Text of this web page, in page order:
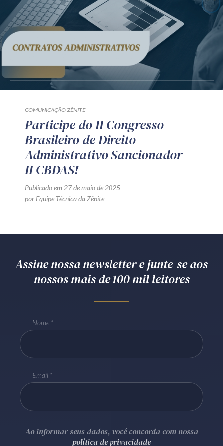
Receba por RSS
Av. Sete de Setembro, 4698
Batel Curitiba/PR CEP80240-000
Telefone (41) 2109-8666
COMUNICAÇÃO ZÊNITE
Participe do II Congresso
Brasileiro de Direito
Administrativo Sancionador –
II CBDAS!
Publicado em 27 de maio de 2025
por Equipe Técnica da Zênite
Assine nossa newsletter e junte-se aos
nossos mais de 100 mil leitores
Nome
Email
Ao informar seus dados, você concorda com nossa
política de privacidade